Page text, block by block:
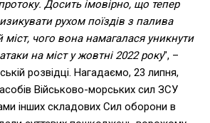
Досить імовірно, що тепер
рухом поїздів з палива
міст, чого вона намагалася уникнути
на міст у жовтні 2022 року", –
розвідці. Нагадаємо, 23 липня,
Військово-морських сил ЗСУ
інших складових Сил оборони в